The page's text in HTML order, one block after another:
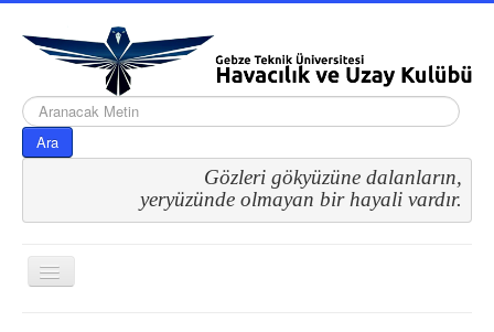
arama...
Ara
Gözleri gökyüzüne dalanların,
yeryüzünde olmayan bir hayali vardır.
Gezinme
geçişini